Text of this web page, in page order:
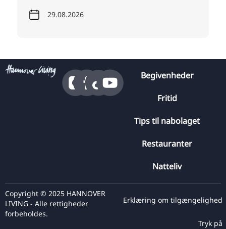
29.08.2026
Begivenheder
Fritid
Tips til nabolaget
Restauranter
Natteliv
Copyright © 2025 HANNOVER
LIVING - Alle rettigheder
forbeholdes.
Erklæring om tilgængelighed
Tryk på